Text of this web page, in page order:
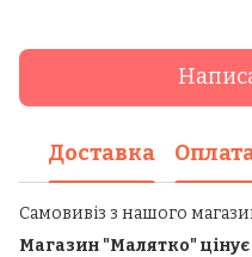
Доставка
Самовивіз з нашого
Магазин "Малятко"